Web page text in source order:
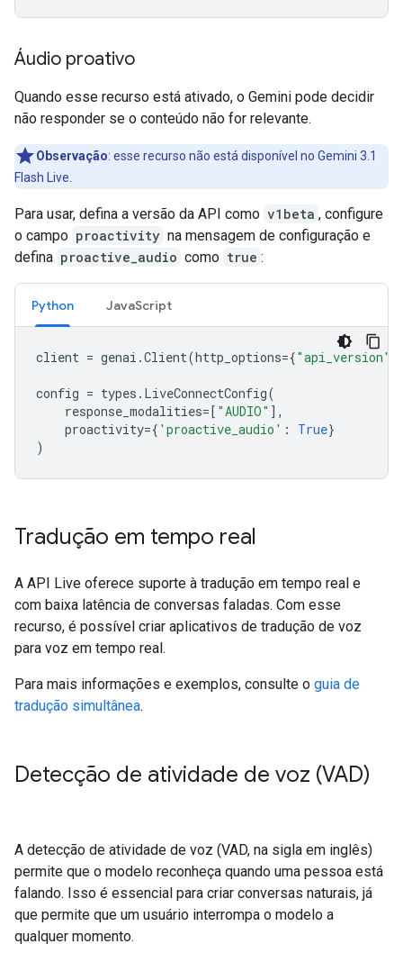
Áudio proativo
Quando esse recurso está ativado, o Gemini pode decidir
não responder se o conteúdo não for relevante.
Observação: esse recurso não está disponível no Gemini 3.1
Flash Live.
Para usar, defina a versão da API como v1beta , configure
o campo proactivity na mensagem de configuração e
defina proactive_audio como true :
Python JavaScript
client = genai .Client(http_options={"api_version"
config = types . LiveConnectConfig(
response_modalities=[ "AUDIO" ],
proactivity={ 'proactive_audio' : True}
)
Tradução em tempo real
A API Live oferece suporte à tradução em tempo real e
com baixa latência de conversas faladas. Com esse
recurso, é possível criar aplicativos de tradução de voz
para voz em tempo real.
Para mais informações e exemplos, consulte o guia de
tradução simultânea.
Detecção de atividade de voz (VAD)
A detecção de atividade de voz (VAD, na sigla em inglês)
permite que o modelo reconheça quando uma pessoa está
falando. Isso é essencial para criar conversas naturais, já
que permite que um usuário interrompa o modelo a
qualquer momento.